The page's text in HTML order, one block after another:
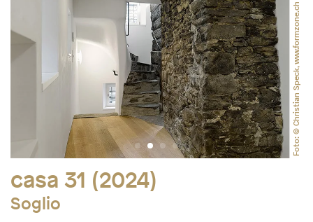
Foto: © Christian Speck, www.formzone.ch
casa 31 (2024)
Soglio